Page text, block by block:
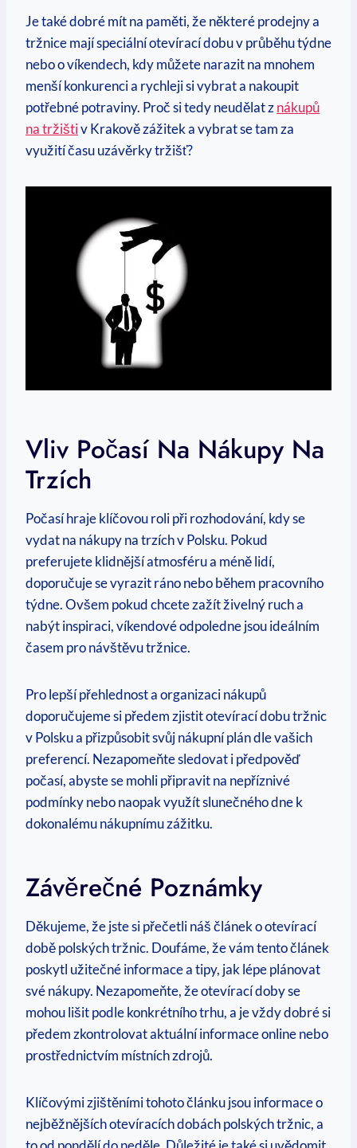
Je také dobré mít na paměti, že některé prodejny a
tržnice mají speciální otevírací dobu v průběhu týdne
nebo o víkendech, kdy můžete narazit na mnohem
menší konkurenci a rychleji si vybrat a nakoupit
potřebné potraviny. Proč si tedy neudělat znákupů
na tržištiv Krakově zážitek a vybrat se tam za
využití času uzávěrky tržišť?
Vliv Počasí Na Nákupy Na
Trzích
Počasí hraje klíčovou roli při rozhodování, kdy se
vydat na nákupy na trzích v Polsku. Pokud
preferujete klidnější atmosféru a méně lidí,
doporučuje se vyrazit ráno nebo během pracovního
týdne. Ovšem pokud chcete zažít živelný ruch a
nabýt inspiraci, víkendové odpoledne jsou ideálním
časem pro návštěvu tržnice.
Pro lepší přehlednost a organizaci nákupů
doporučujeme si předem zjistit otevírací dobu tržnic
v Polsku a přizpůsobit svůj nákupní plán dle vašich
preferencí. Nezapomeňte sledovat i předpověď
počasí, abyste se mohli připravit na nepříznivé
podmínky nebo naopak využít slunečného dne k
dokonalému nákupnímu zážitku.
Závěrečné Poznámky
Děkujeme, že jste si přečetli náš článek o otevírací
době polských tržnic. Doufáme, že vám tento článek
poskytl užitečné informace a tipy, jak lépe plánovat
své nákupy. Nezapomeňte, že otevírací doby se
mohou lišit podle konkrétního trhu, a je vždy dobré si
předem zkontrolovat aktuální informace online nebo
prostřednictvím místních zdrojů.
Klíčovými zjištěními tohoto článku jsou informace o
nejběžnějších otevíracích dobách polských tržnic, a